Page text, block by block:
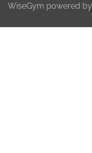
WiseGym powered by